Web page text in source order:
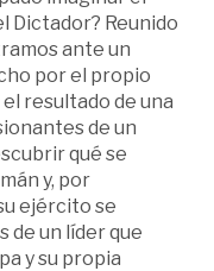
Dictador? Reunido
ante un
por el propio
resultado de una
de un
qué se
y, por
ejército se
de un líder que
y su propia